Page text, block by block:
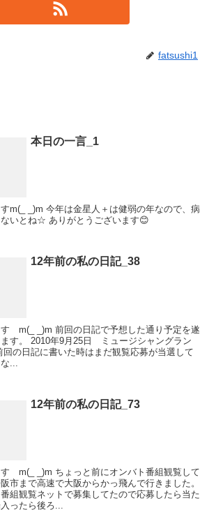
fatsushi1
本日の一言_1
m(_ _)m 今年は金星人＋は健弱の年なので、病
いとね☆ ありがとうございます😊
12年前の私の日記_38
m(_ _)m 前回の日記で予想した通り予定を遂
す。 2010年9月25日 ミュージシャングラン
回の日記に書いた時はまだ観覧応募が当選して
...
12年前の私の日記_73
m(_ _)m ちょっと前にオンバト番組観覧して
市まで高速で大阪からかっ飛んで行きました。
組観覧ネットで募集してたので応募したら当た
ったら後ろ...